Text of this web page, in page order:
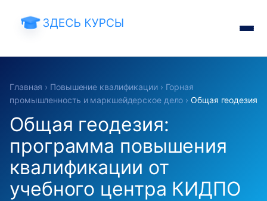
Главная › Повышение квалификации› Горная
промышленность и маркшейдерское дело ›Общая геодезия
Общая геодезия:
программа повышения
квалификации от
учебного центра КИДПО